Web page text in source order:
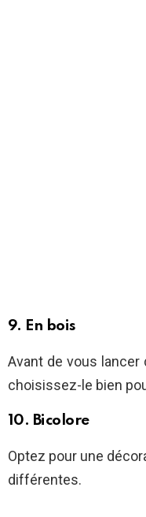
9. En bois
Avant de vous lancer
choisissez-le bien
10. Bicolore
Optez pour une
différentes.